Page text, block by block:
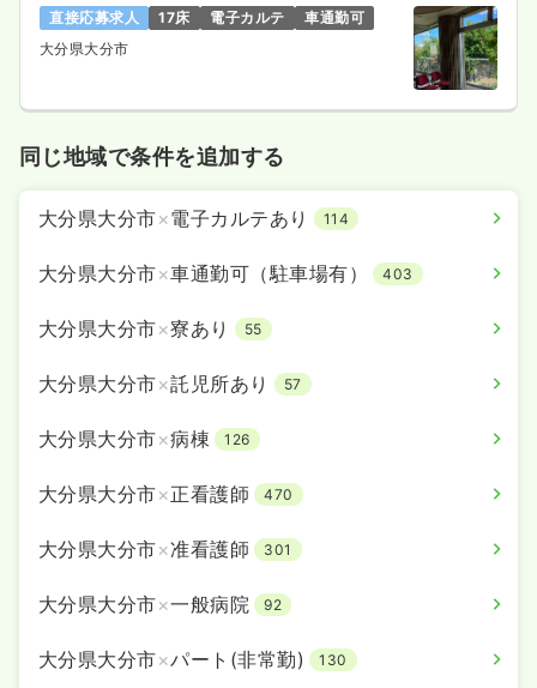
直接応募求人 17床 電子カルテ
車通勤可
大分県大分市
同じ地域で条件を追加する
大分県大分市×電子カルテあり 114
大分県大分市×車通勤可（駐車場有） 403
大分県大分市×寮あり 55
大分県大分市×託児所あり 57
大分県大分市×病棟 126
大分県大分市×正看護師 470
大分県大分市×准看護師 301
大分県大分市×一般病院 92
大分県大分市×パート(非常勤) 130